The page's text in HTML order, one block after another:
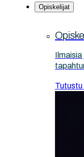
Opiskelijat
Ilmaisia
Tutustu